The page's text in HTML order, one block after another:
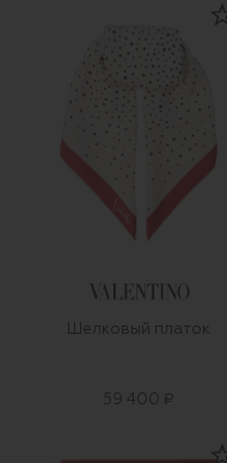
Шелковый платок
59 400 ₽